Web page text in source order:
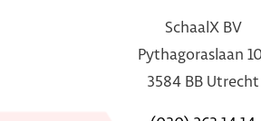
SchaalX BV
Pythagoraslaan
3584 BB Utrecht